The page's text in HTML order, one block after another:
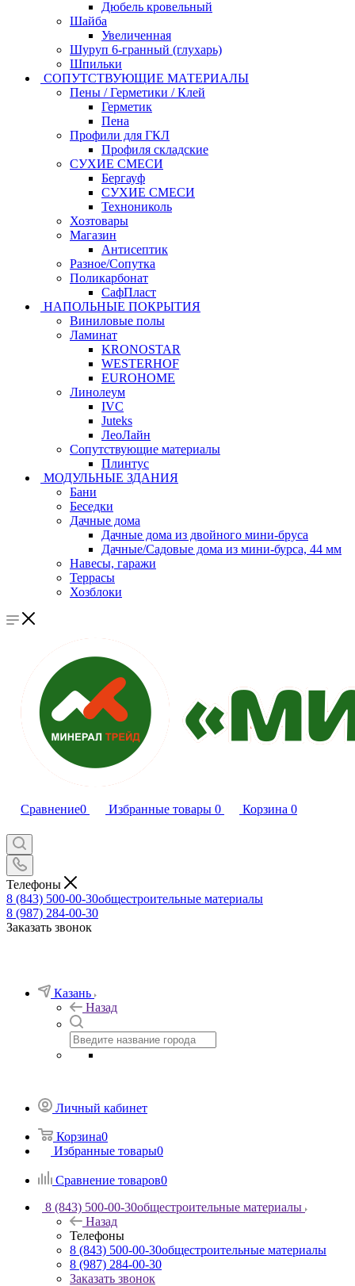
Дюбель кровельный
Шайба
Увеличенная
Шуруп 6-гранный (глухарь)
Шпильки
СОПУТСТВУЮЩИЕ МАТЕРИАЛЫ
Пены / Герметики / Клей
Герметик
Пена
Профили для ГКЛ
Профиля складские
СУХИЕ СМЕСИ
Бергауф
СУХИЕ СМЕСИ
Технониколь
Хозтовары
Магазин
Антисептик
Разное/Сопутка
Поликарбонат
СафПласт
НАПОЛЬНЫЕ ПОКРЫТИЯ
Виниловые полы
Ламинат
KRONOSTAR
WESTERHOF
EUROHOME
Линолеум
IVC
Juteks
ЛеоЛайн
Сопутствующие материалы
Плинтус
МОДУЛЬНЫЕ ЗДАНИЯ
Бани
Беседки
Дачные дома
Дачные дома из двойного мини-бруса
Дачные/Садовые дома из мини-бурса, 44 мм
Навесы, гаражи
Террасы
Хозблоки
Сравнение0 Избранные товары 0 Корзина 0
Телефоны
8 (843) 500-00-30общестроительные материалы
8 (987) 284-00-30
Заказать звонок
Казань
Назад
Личный кабинет
Корзина0
Избранные товары0
Сравнение товаров0
8 (843) 500-00-30общестроительные материалы
Назад
Телефоны
8 (843) 500-00-30общестроительные материалы
8 (987) 284-00-30
Заказать звонок